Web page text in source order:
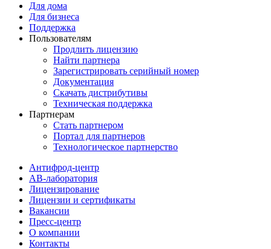
Для дома
Для бизнеса
Поддержка
Пользователям
Продлить лицензию
Найти партнера
Зарегистрировать серийный номер
Документация
Скачать дистрибутивы
Техническая поддержка
Партнерам
Стать партнером
Портал для партнеров
Технологическое партнерство
Антифрод-центр
АВ-лаборатория
Лицензирование
Лицензии и сертификаты
Вакансии
Пресс-центр
О компании
Контакты